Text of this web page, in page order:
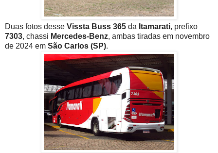
Duas fotos desse Vissta Buss 365 da Itamarati, prefixo
7303, chassi Mercedes-Benz, ambas tiradas em novembro
de 2024 em São Carlos (SP).